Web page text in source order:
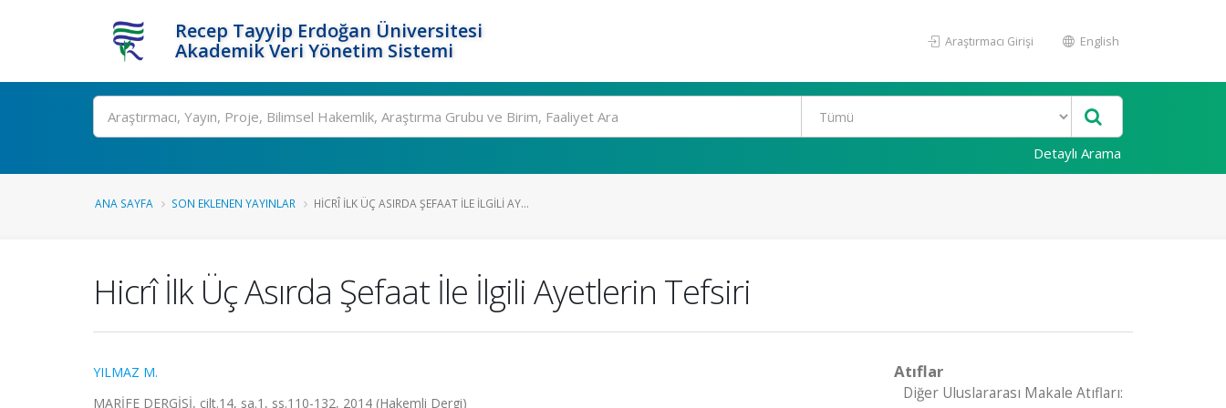
Recep Tayyip Erdoğan Üniversitesi
Akademik Veri Yönetim Sistemi
Araştırmacı Girişi English
Ara
Detaylı Arama
ANA SAYFA SON EKLENEN YAYINLAR HICRÎ İLK ÜÇ ASIRDA ŞEFAAT İLE İLGILI AY...
Hicrî İlk Üç Asırda Şefaat İle İlgili Ayetlerin Tefsiri
YILMAZ M.
MARİFE DERGİSİ, cilt.14, sa.1, ss.110-132, 2014 (Hakemli Dergi)
Atıflar
Diğer Uluslararası Makale Atıfları: